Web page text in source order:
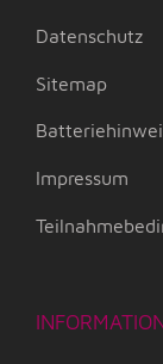
Datenschutz
Sitemap
Impressum